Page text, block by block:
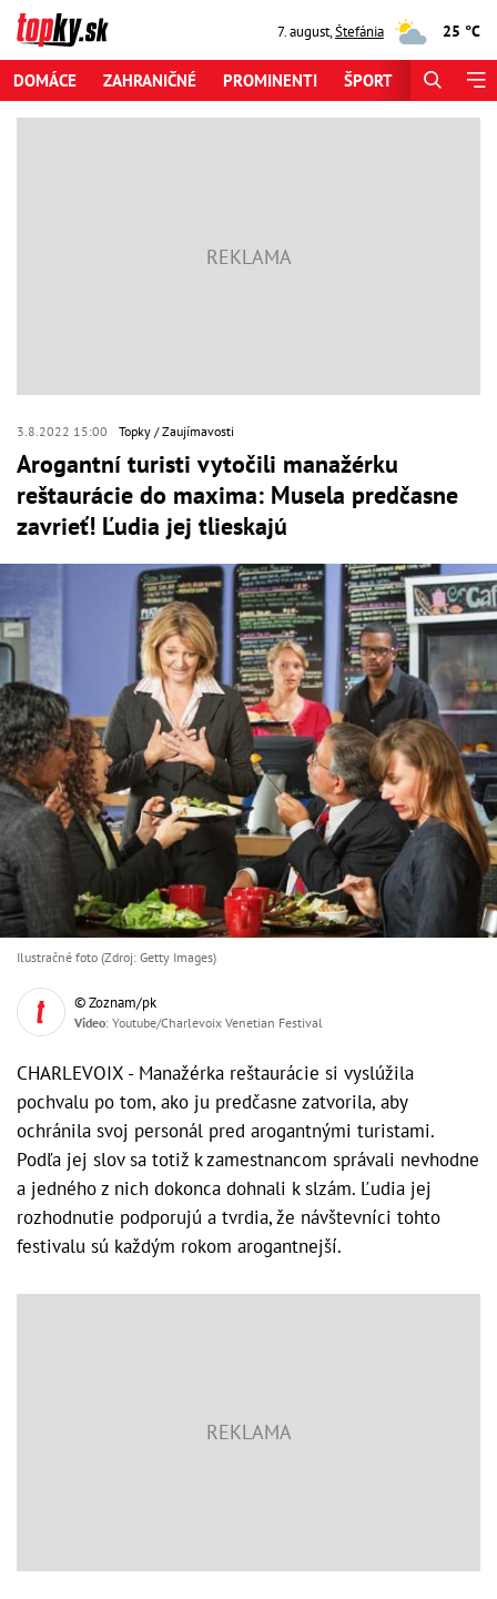
7. august,Štefánia 25 °C
DOMÁCE ZAHRANIČNÉ PROMINENTI ŠPORT
3.8.2022 15:00 Topky Zaujímavosti
Arogantní turisti vytočili manažérku
reštaurácie do maxima: Musela predčasne
zavrieť! Ľudia jej tlieskajú
Ilustračné foto (Zdroj: Getty Images)
© Zoznam/pk
Video: Youtube/Charlevoix Venetian Festival
CHARLEVOIX - Manažérka reštaurácie si vyslúžila
pochvalu po tom, ako ju predčasne zatvorila, aby
ochránila svoj personál pred arogantnými turistami.
Podľa jej slov sa totiž k zamestnancom správali nevhodne
a jedného z nich dokonca dohnali k slzám. Ľudia jej
rozhodnutie podporujú a tvrdia, že návštevníci tohto
festivalu sú každým rokom arogantnejší.